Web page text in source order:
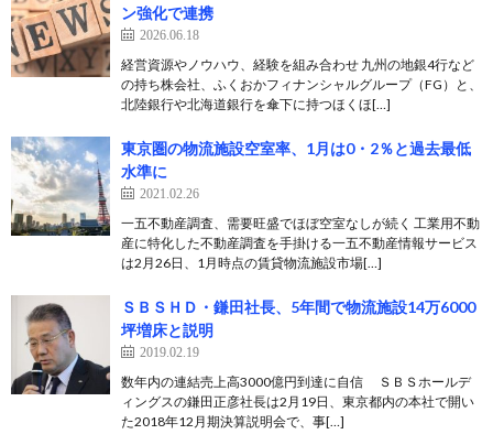
ン強化で連携
2026.06.18
経営資源やノウハウ、経験を組み合わせ 九州の地銀4行など
の持ち株会社、ふくおかフィナンシャルグループ（FG）と、
北陸銀行や北海道銀行を傘下に持つほくほ[…]
東京圏の物流施設空室率、1月は0・2％と過去最低
水準に
2021.02.26
一五不動産調査、需要旺盛でほぼ空室なしが続く 工業用不動
産に特化した不動産調査を手掛ける一五不動産情報サービス
は2月26日、1月時点の賃貸物流施設市場[…]
ＳＢＳＨＤ・鎌田社長、5年間で物流施設14万6000
坪増床と説明
2019.02.19
数年内の連結売上高3000億円到達に自信 ＳＢＳホールデ
ィングスの鎌田正彦社長は2月19日、東京都内の本社で開い
た2018年12月期決算説明会で、事[…]